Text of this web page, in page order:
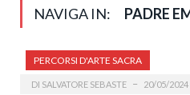
NAVIGA IN: PADRE
PERCORSI D'ARTE SACRA
DI SALVATORE SEBASTE 20/05/2024